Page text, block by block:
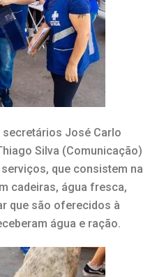
José Carlo
Silva (Comunicação)
que consistem na
cadeiras, água fresca,
que são oferecidos à
água e ração.